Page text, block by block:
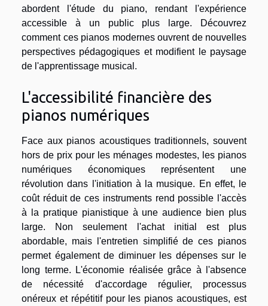
abordent l'étude du piano, rendant l'expérience
accessible à un public plus large. Découvrez
comment ces pianos modernes ouvrent de nouvelles
perspectives pédagogiques et modifient le paysage
de l'apprentissage musical.
L'accessibilité financière des
pianos numériques
Face aux pianos acoustiques traditionnels, souvent
hors de prix pour les ménages modestes, les pianos
numériques économiques représentent une
révolution dans l'initiation à la musique. En effet, le
coût réduit de ces instruments rend possible l'accès
à la pratique pianistique à une audience bien plus
large. Non seulement l'achat initial est plus
abordable, mais l'entretien simplifié de ces pianos
permet également de diminuer les dépenses sur le
long terme. L'économie réalisée grâce à l'absence
de nécessité d'accordage régulier, processus
onéreux et répétitif pour les pianos acoustiques, est